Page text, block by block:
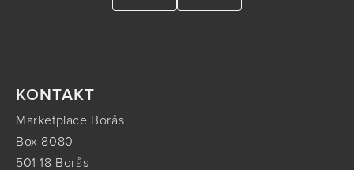
KONTAKT
Marketplace Borås
Box 8080
501 18 Borås